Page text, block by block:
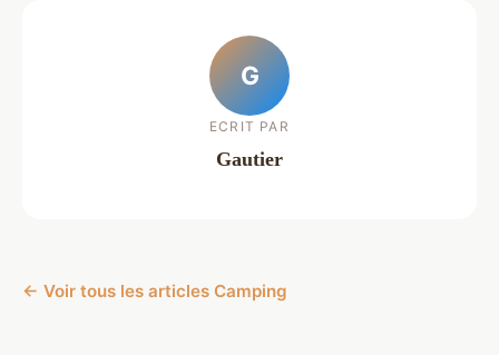
G
ECRIT PAR
Gautier
← Voir tous les articles Camping